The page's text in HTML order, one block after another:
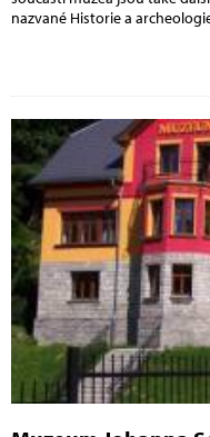
nazvané Historie a